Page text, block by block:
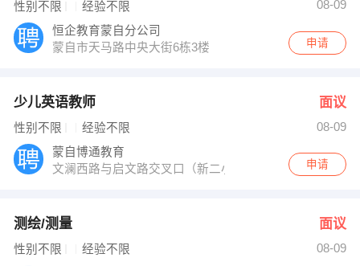
性别不限 经验不限
08-09
恒企教育蒙自分公司
蒙自市天马路中央大街6栋3楼
申请
少儿英语教师 面议
性别不限 经验不限
08-09
蒙自博通教育
文澜西路与启文路交叉口（新二小北300米）
申请
测绘/测量 面议
性别不限 经验不限
08-09